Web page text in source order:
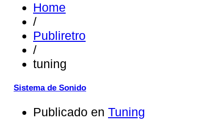
Home
/
Publiretro
/
tuning
Sistema de Sonido
Publicado en Tuning